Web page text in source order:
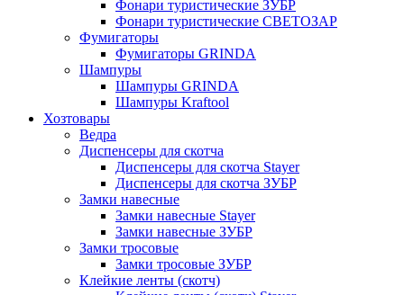
Фонари туристические ЗУБР
Фонари туристические СВЕТОЗАР
Фумигаторы
Фумигаторы GRINDA
Шампуры
Шампуры GRINDA
Шампуры Kraftool
Хозтовары
Ведра
Диспенсеры для скотча
Диспенсеры для скотча Stayer
Диспенсеры для скотча ЗУБР
Замки навесные
Замки навесные Stayer
Замки навесные ЗУБР
Замки тросовые
Замки тросовые ЗУБР
Клейкие ленты (скотч)